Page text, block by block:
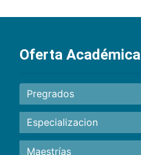
Oferta Académica
Pregrados
Especializacion
Maestrías